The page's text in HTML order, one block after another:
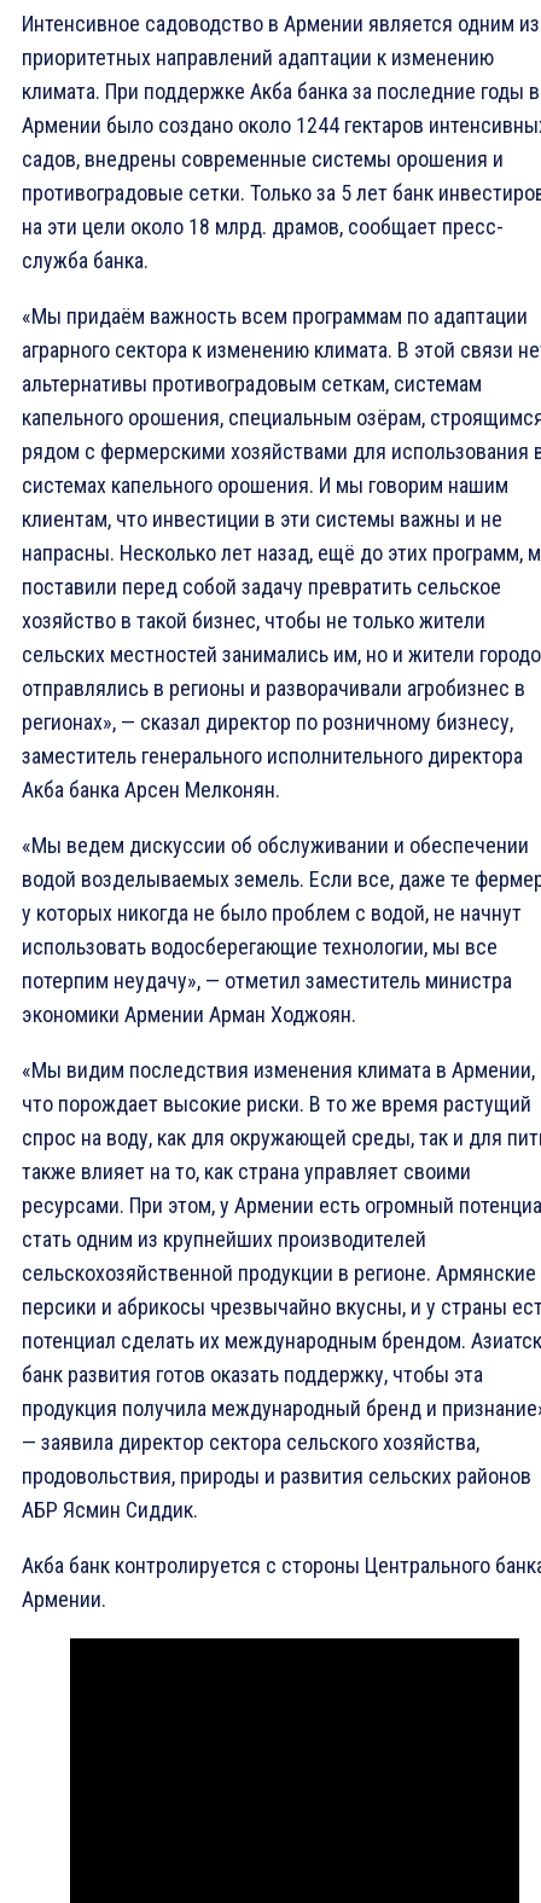
Интенсивное садоводство в Армении является одним из
приоритетных направлений адаптации к изменению
климата. При поддержке Акба банка за последние годы в
Армении было создано около 1244 гектаров
садов, внедрены современные системы орошения и
противоградовые сетки. Только за 5 лет банк
на эти цели около 18 млрд. драмов, сообщает пресс-
служба банка.
«Мы придаём важность всем программам по адаптации
аграрного сектора к изменению климата. В этой связи
альтернативы противоградовым сеткам, системам
капельного орошения, специальным озёрам,
рядом с фермерскими хозяйствами для использования
системах капельного орошения. И мы говорим нашим
клиентам, что инвестиции в эти системы важны и не
напрасны. Несколько лет назад, ещё до этих программ,
поставили перед собой задачу превратить сельское
хозяйство в такой бизнес, чтобы не только жители
сельских местностей занимались им, но и жители
отправлялись в регионы и разворачивали агробизнес в
регионах», — сказал директор по розничному бизнесу,
заместитель генерального исполнительного директора
Акба банка Арсен Мелконян.
«Мы ведем дискуссии об обслуживании и обеспечении
водой возделываемых земель. Если все, даже те
у которых никогда не было проблем с водой, не начнут
использовать водосберегающие технологии, мы все
потерпим неудачу», — отметил заместитель министра
экономики Армении Арман Ходжоян.
«Мы видим последствия изменения климата в Армении,
что порождает высокие риски. В то же время растущий
спрос на воду, как для окружающей среды, так и для
также влияет на то, как страна управляет своими
ресурсами. При этом, у Армении есть огромный
стать одним из крупнейших производителей
сельскохозяйственной продукции в регионе. Армянские
персики и абрикосы чрезвычайно вкусны, и у страны
потенциал сделать их международным брендом.
банк развития готов оказать поддержку, чтобы эта
продукция получила международный бренд и
— заявила директор сектора сельского хозяйства,
продовольствия, природы и развития сельских районов
АБР Ясмин Сиддик.
Акба банк контролируется с стороны Центрального
Армении.